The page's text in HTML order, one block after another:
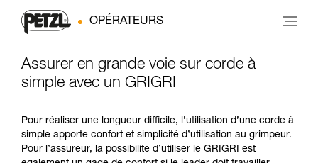
OPÉRATEURS
Assurer en grande voie sur corde à
simple avec un GRIGRI
Pour réaliser une longueur difficile, l’utilisation d’une corde à
simple apporte confort et simplicité d’utilisation au grimpeur.
Pour l’assureur, la possibilité d’utiliser le GRIGRI est